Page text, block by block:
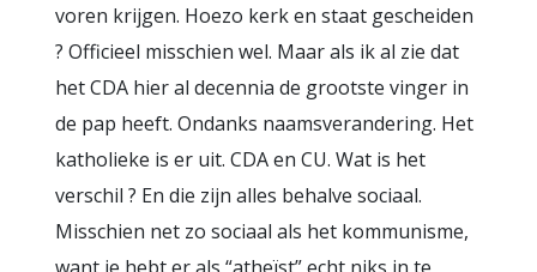
voren krijgen. Hoezo kerk en staat gescheiden
? Officieel misschien wel. Maar als ik al zie dat
het CDA hier al decennia de grootste vinger in
de pap heeft. Ondanks naamsverandering. Het
katholieke is er uit. CDA en CU. Wat is het
verschil ? En die zijn alles behalve sociaal.
Misschien net zo sociaal als het kommunisme,